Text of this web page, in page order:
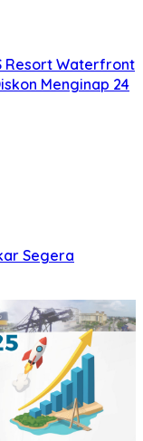
Resort Waterfront
Menginap 24
Segera